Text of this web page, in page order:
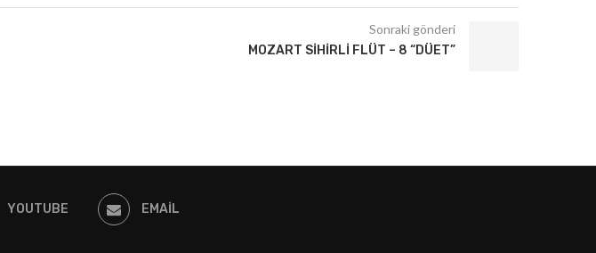
Sonraki gönderi
MOZART SIHIRLI FLÜT – 8 “DÜET”
YOUTUBE EMAIL